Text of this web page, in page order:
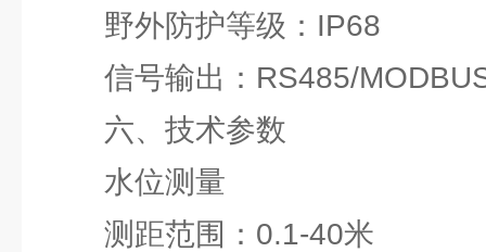
野外防护等级：IP68
信号输出：RS485/
六、技术参数
水位测量
测距范围：0.1-40米